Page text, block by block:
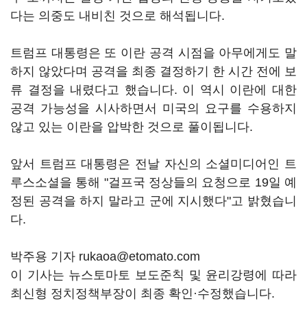
다는 의중도 내비친 것으로 해석됩니다.
트럼프 대통령은 또 이란 공격 시점을 아무에게도 말
하지 않았다며 공격을 최종 결정하기 한 시간 전에 보
류 결정을 내렸다고 했습니다. 이 역시 이란에 대한
공격 가능성을 시사하면서 미국의 요구를 수용하지
않고 있는 이란을 압박한 것으로 풀이됩니다.
앞서 트럼프 대통령은 전날 자신의 소셜미디어인 트
루스소셜을 통해 "걸프국 정상들의 요청으로 19일 예
정된 공격을 하지 말라고 군에 지시했다"고 밝혔습니
다.
박주용 기자 rukaoa@etomato.com
이 기사는 뉴스토마토 보도준칙 및 윤리강령에 따라
최신형 정치정책부장이 최종 확인·수정했습니다.